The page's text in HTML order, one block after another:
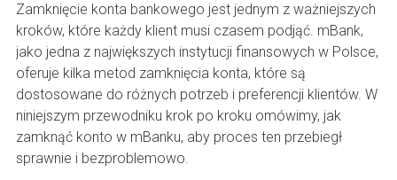
Zamknięcie konta bankowego jest jednym z ważniejszych
kroków, które każdy klient musi czasem podjąć. mBank,
jako jedna z największych instytucji finansowych w Polsce,
oferuje kilka metod zamknięcia konta, które są
dostosowane do różnych potrzeb i preferencji klientów. W
niniejszym przewodniku krok po kroku omówimy, jak
zamknąć konto w mBanku, aby proces ten przebiegł
sprawnie i bezproblemowo.